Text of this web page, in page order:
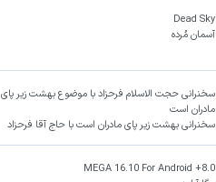
Dead Sky
آسمان مُرده
سخنرانی حجت الاسلام فرحزاد با موضوع بهشت زیر پای
مادران است
سخنرانی بهشت زیر پای مادران است با حاج آقا فرحزاد
MEGA 16.10 For Android +8.0